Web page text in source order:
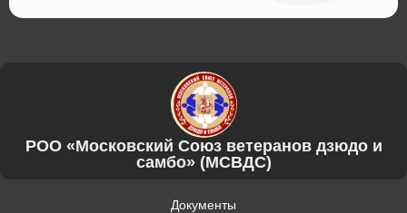
РОО «Московский Союз ветеранов дзюдо и
самбо» (МСВДС)
Документы